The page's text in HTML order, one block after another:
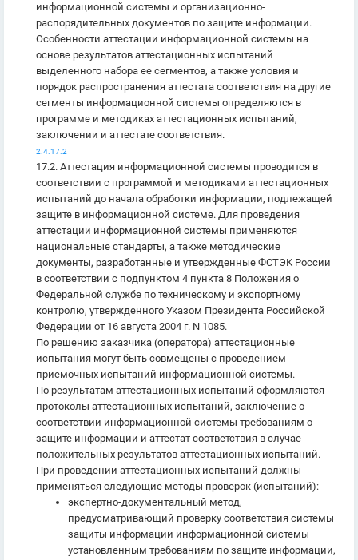
информационной системы и организационно-
распорядительных документов по защите информации.
Особенности аттестации информационной системы на
основе результатов аттестационных испытаний
выделенного набора ее сегментов, а также условия и
порядок распространения аттестата соответствия на другие
сегменты информационной системы определяются в
программе и методиках аттестационных испытаний,
заключении и аттестате соответствия.
2.4.17.2
17.2. Аттестация информационной системы проводится в
соответствии с программой и методиками аттестационных
испытаний до начала обработки информации, подлежащей
защите в информационной системе. Для проведения
аттестации информационной системы применяются
национальные стандарты, а также методические
документы, разработанные и утвержденные ФСТЭК России
в соответствии с подпунктом 4 пункта 8 Положения о
Федеральной службе по техническому и экспортному
контролю, утвержденного Указом Президента Российской
Федерации от 16 августа 2004 г. N 1085.
По решению заказчика (оператора) аттестационные
испытания могут быть совмещены с проведением
приемочных испытаний информационной системы.
По результатам аттестационных испытаний оформляются
протоколы аттестационных испытаний, заключение о
соответствии информационной системы требованиям о
защите информации и аттестат соответствия в случае
положительных результатов аттестационных испытаний.
При проведении аттестационных испытаний должны
применяться следующие методы проверок (испытаний):
экспертно-документальный метод,
предусматривающий проверку соответствия системы
защиты информации информационной системы
установленным требованиям по защите информации,